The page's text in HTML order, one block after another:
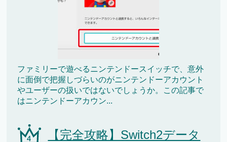
ファミリーで遊べるニンテンドースイッチで、意外
に面倒で把握しづらいのがニンテンドーアカウント
やユーザーの扱いではないでしょうか。この記事で
はニンテンドーアカウン...
【完全攻略】Switch2データ